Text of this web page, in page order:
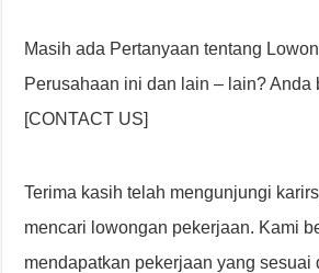
Masih ada Pertanyaan tentang
Perusahaan ini dan lain – lain? Anda
[CONTACT US]
Terima kasih telah mengunjungi
mencari lowongan pekerjaan. Kami
mendapatkan pekerjaan yang sesuai